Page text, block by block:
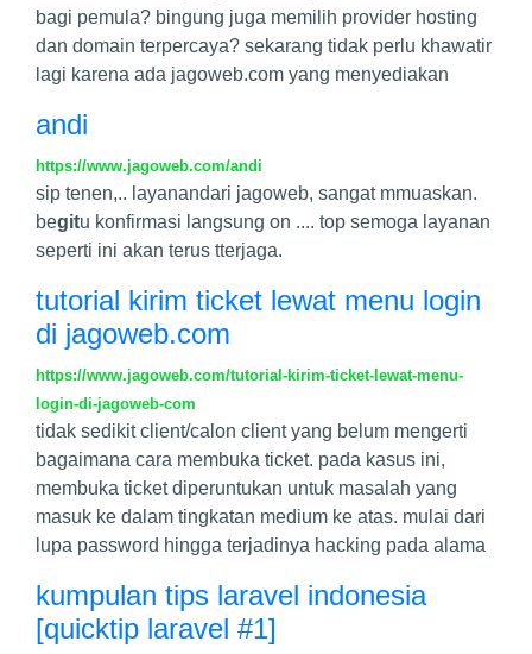
bagi pemula? bingung juga memilih provider hosting
dan domain terpercaya? sekarang tidak perlu khawatir
lagi karena ada jagoweb.com yang menyediakan
andi
https://www.jagoweb.com/andi
sip tenen,.. layanandari jagoweb, sangat mmuaskan.
begitu konfirmasi langsung on .... top semoga layanan
seperti ini akan terus tterjaga.
tutorial kirim ticket lewat menu login
di jagoweb.com
https://www.jagoweb.com/tutorial-kirim-ticket-lewat-menu-
login-di-jagoweb-com
tidak sedikit client/calon client yang belum mengerti
bagaimana cara membuka ticket. pada kasus ini,
membuka ticket diperuntukan untuk masalah yang
masuk ke dalam tingkatan medium ke atas. mulai dari
lupa password hingga terjadinya hacking pada alama
kumpulan tips laravel indonesia
[quicktip laravel #1]